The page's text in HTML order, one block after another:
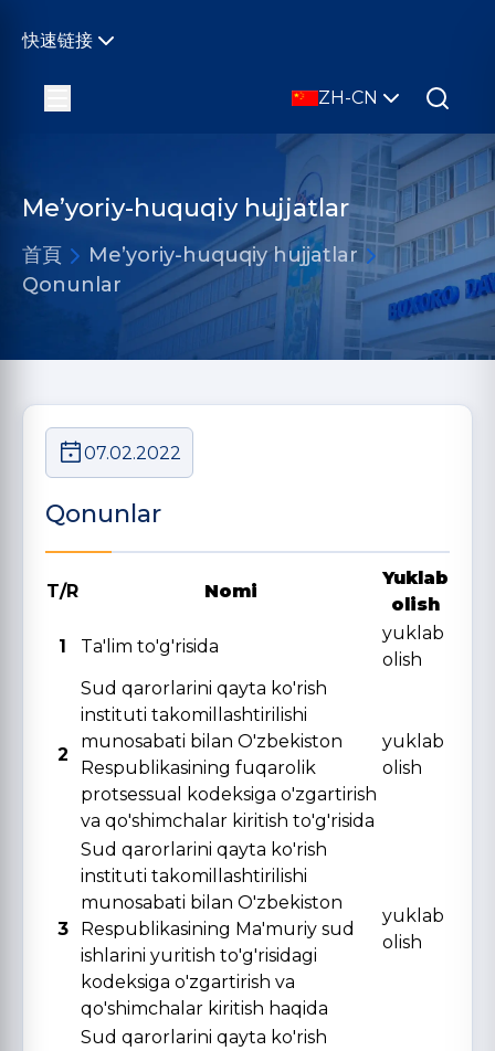
快速链接
ZH-CN
Me’yoriy-huquqiy hujjatlar
首頁
Me’yoriy-huquqiy hujjatlar
Qonunlar
07.02.2022
Qonunlar
T/R Nomi
Yuklab
olish
1
Ta'lim to'g'risida
yuklab
olish
2
Sud qarorlarini qayta ko'rish
instituti takomillashtirilishi
munosabati bilan O'zbekiston
Respublikasining fuqarolik
protsessual kodeksiga o'zgartirish
va qo'shimchalar kiritish to'g'risida
yuklab
olish
3
Sud qarorlarini qayta ko'rish
instituti takomillashtirilishi
munosabati bilan O'zbekiston
Respublikasining Ma'muriy sud
ishlarini yuritish to'g'risidagi
kodeksiga o'zgartirish va
qo'shimchalar kiritish haqida
yuklab
olish
Sud qarorlarini qayta ko'rish